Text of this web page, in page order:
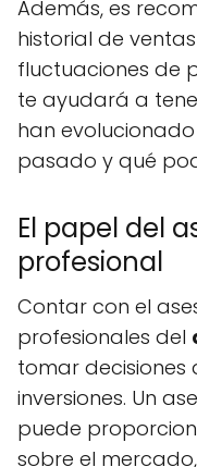
Además, es
historial de
fluctuaciones de
te ayudará a
han evolucionado
pasado y qué
El papel del
profesional
Contar con el
profesionales del
tomar
inversiones. Un
puede
sobre el